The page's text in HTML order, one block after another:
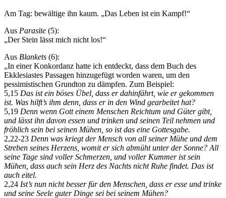
Am Tag: bewältige ihn kaum. „Das Leben ist ein Kampf!“
Aus Parasite (5):
„Der Stein lässt mich nicht los!“
Aus Blankets (6):
„In einer Konkordanz hatte ich entdeckt, dass dem Buch des
Ekklesiastes Passagen hinzugefügt worden waren, um den
pessimistischen Grundton zu dämpfen. Zum Beispiel:
5,15 Das ist ein böses Übel, dass er dahinfährt, wie er gekommen
ist. Was hilft’s ihm denn, dass er in den Wind gearbeitet hat?
5,19 Denn wenn Gott einem Menschen Reichtum und Güter gibt,
und lässt ihn davon essen und trinken und seinen Teil nehmen und
fröhlich sein bei seinen Mühen, so ist das eine Gottesgabe.
2,22-23 Denn was kriegt der Mensch von all seiner Mühe und dem
Streben seines Herzens, womit er sich abmüht unter der Sonne? All
seine Tage sind voller Schmerzen, und voller Kummer ist sein
Mühen, dass auch sein Herz des Nachts nicht Ruhe findet. Das ist
auch eitel.
2,24 Ist’s nun nicht besser für den Menschen, dass er esse und trinke
und seine Seele guter Dinge sei bei seinem Mühen?